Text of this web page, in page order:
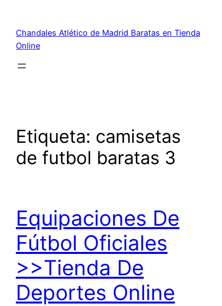
contenido
Chandales Atlético de Madrid Baratas en Tienda
Online
Etiqueta: camisetas
de futbol baratas 3
Equipaciones De
Fútbol Oficiales
>>Tienda De
Deportes Online